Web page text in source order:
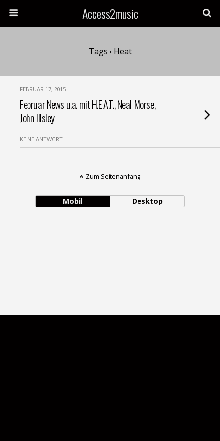
Access2music
Tags › Heat
FEBRUAR 17, 2015
Februar News u.a. mit H.E.A.T., Neal Morse,
John Illsley
KEINE ANTWORT
Zum Seitenanfang
Mobil Desktop